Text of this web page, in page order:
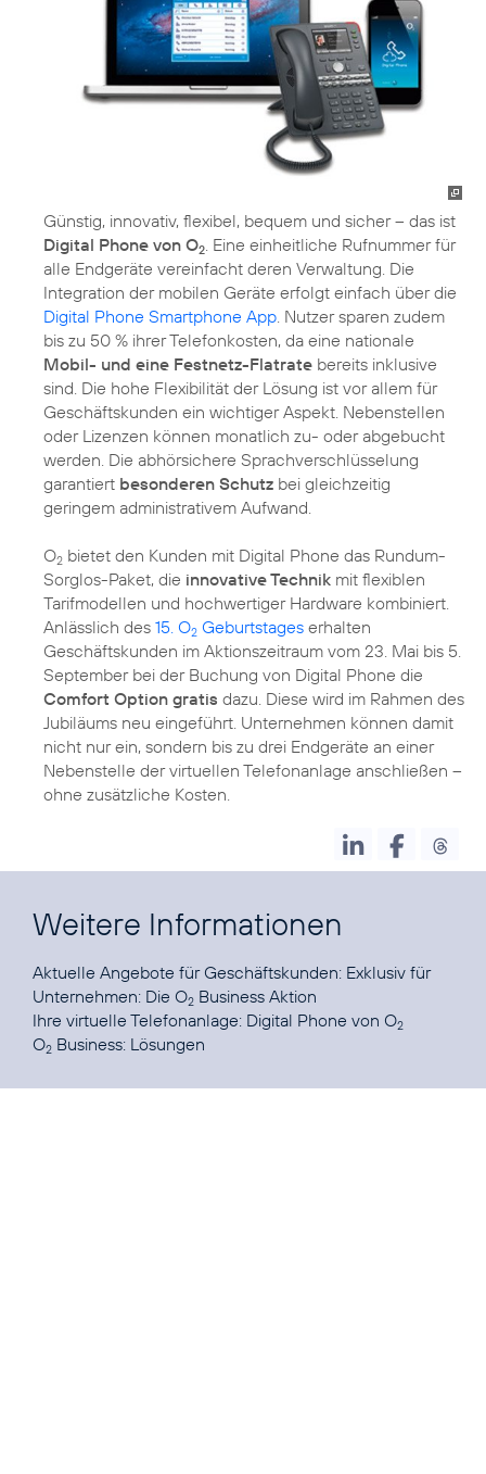
Günstig, innovativ, flexibel, bequem und sicher – das ist
Digital Phone von O2 . Eine einheitliche Rufnummer für
alle Endgeräte vereinfacht deren Verwaltung. Die
Integration der mobilen Geräte erfolgt einfach über die
Digital Phone Smartphone App . Nutzer sparen zudem
bis zu 50 % ihrer Telefonkosten, da eine nationale
Mobil- und eine Festnetz-Flatrate bereits inklusive
sind. Die hohe Flexibilität der Lösung ist vor allem für
Geschäftskunden ein wichtiger Aspekt. Nebenstellen
oder Lizenzen können monatlich zu- oder abgebucht
werden. Die abhörsichere Sprachverschlüsselung
garantiert besonderen Schutz bei gleichzeitig
geringem administrativem Aufwand.
O2 bietet den Kunden mit Digital Phone das Rundum-
Sorglos-Paket, die innovative Technik mit flexiblen
Tarifmodellen und hochwertiger Hardware kombiniert.
Anlässlich des 15. O2 Geburtstages erhalten
Geschäftskunden im Aktionszeitraum vom 23. Mai bis 5.
September bei der Buchung von Digital Phone die
Comfort Option gratis dazu. Diese wird im Rahmen des
Jubiläums neu eingeführt. Unternehmen können damit
nicht nur ein, sondern bis zu drei Endgeräte an einer
Nebenstelle der virtuellen Telefonanlage anschließen –
ohne zusätzliche Kosten.
Weitere Informationen
Aktuelle Angebote für Geschäftskunden: Exklusiv für
Unternehmen: Die O2 Business Aktion
Ihre virtuelle Telefonanlage: Digital Phone von O2
O2 Business: Lösungen